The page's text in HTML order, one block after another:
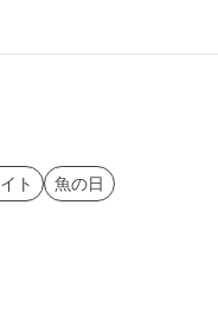
ト 魚の日